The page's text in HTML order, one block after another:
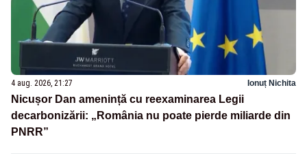
4 aug. 2026, 21:27 Ionuț Nichita
Nicușor Dan amenință cu reexaminarea Legii
decarbonizării: „România nu poate pierde miliarde din
PNRR”